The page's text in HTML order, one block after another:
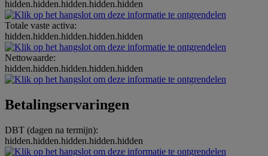
hidden.hidden.hidden.hidden.hidden
Totale vaste activa:
hidden.hidden.hidden.hidden.hidden
Nettowaarde:
hidden.hidden.hidden.hidden.hidden
Betalingservaringen
DBT (dagen na termijn):
hidden.hidden.hidden.hidden.hidden